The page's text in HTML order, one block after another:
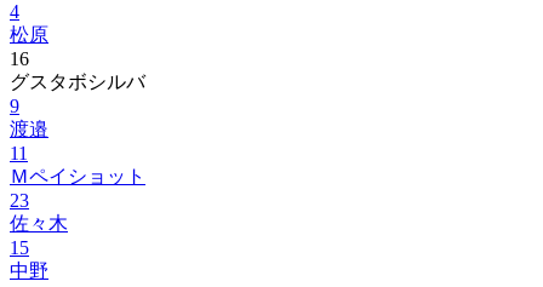
4
松原
16
グスタボシルバ
9
渡邉
11
Ｍペイショット
23
佐々木
15
中野